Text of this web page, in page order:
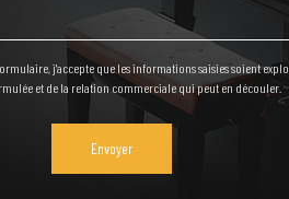
j'accepte que les informations saisies soient
et de la relation commerciale qui peut en découler.